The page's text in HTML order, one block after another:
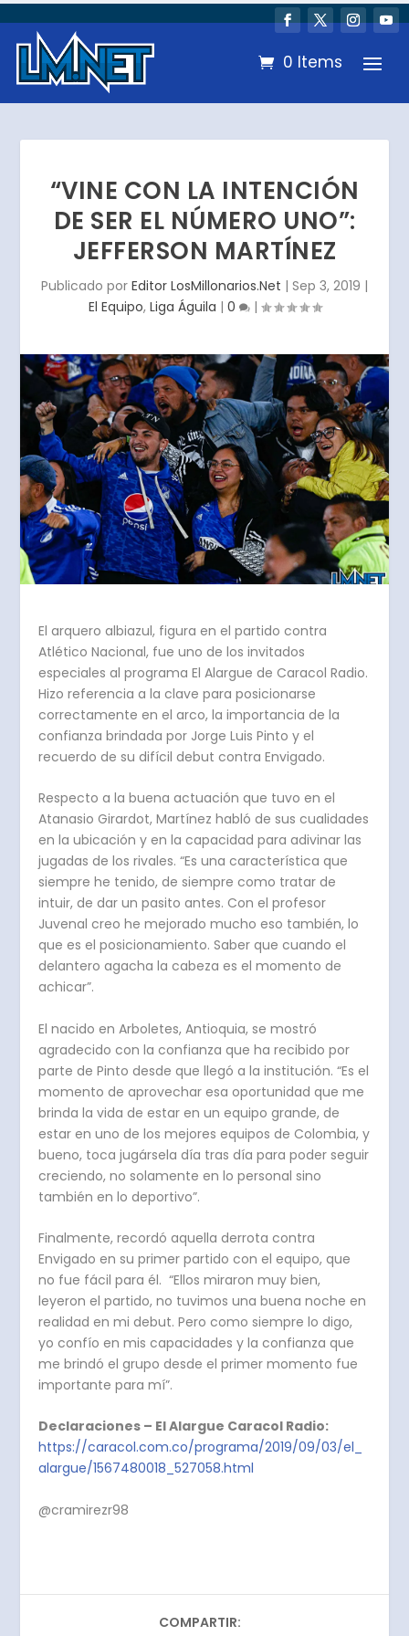
0 Items
“VINE CON LA INTENCIÓN
DE SER EL NÚMERO UNO”:
JEFFERSON MARTÍNEZ
Publicado por Editor LosMillonarios.Net | Sep 3, 2019 |
El Equipo, Liga Águila | 0 |
El arquero albiazul, figura en el partido contra
Atlético Nacional, fue uno de los invitados
especiales al programa El Alargue de Caracol Radio.
Hizo referencia a la clave para posicionarse
correctamente en el arco, la importancia de la
confianza brindada por Jorge Luis Pinto y el
recuerdo de su difícil debut contra Envigado.
Respecto a la buena actuación que tuvo en el
Atanasio Girardot, Martínez habló de sus cualidades
en la ubicación y en la capacidad para adivinar las
jugadas de los rivales. “Es una característica que
siempre he tenido, de siempre como tratar de
intuir, de dar un pasito antes. Con el profesor
Juvenal creo he mejorado mucho eso también, lo
que es el posicionamiento. Saber que cuando el
delantero agacha la cabeza es el momento de
achicar”.
El nacido en Arboletes, Antioquia, se mostró
agradecido con la confianza que ha recibido por
parte de Pinto desde que llegó a la institución. “Es el
momento de aprovechar esa oportunidad que me
brinda la vida de estar en un equipo grande, de
estar en uno de los mejores equipos de Colombia, y
bueno, toca jugársela día tras día para poder seguir
creciendo, no solamente en lo personal sino
también en lo deportivo”.
Finalmente, recordó aquella derrota contra
Envigado en su primer partido con el equipo, que
no fue fácil para él. “Ellos miraron muy bien,
leyeron el partido, no tuvimos una buena noche en
realidad en mi debut. Pero como siempre lo digo,
yo confío en mis capacidades y la confianza que
me brindó el grupo desde el primer momento fue
importante para mí”.
Declaraciones – El Alargue Caracol Radio:
https://caracol.com.co/programa/2019/09/03/el_
alargue/1567480018_527058.html
@cramirezr98
COMPARTIR: